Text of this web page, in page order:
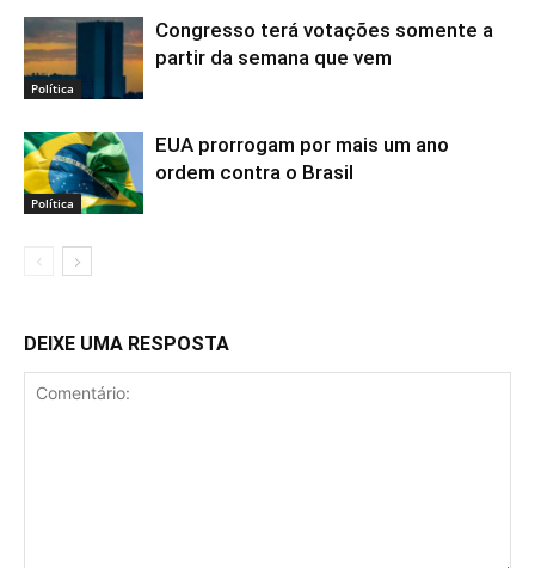
Política
Congresso terá votações somente a
partir da semana que vem
Política
EUA prorrogam por mais um ano
ordem contra o Brasil
DEIXE UMA RESPOSTA